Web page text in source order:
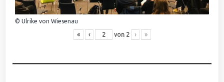
© Ulrike von Wiesenau
« ‹ von 2 › »